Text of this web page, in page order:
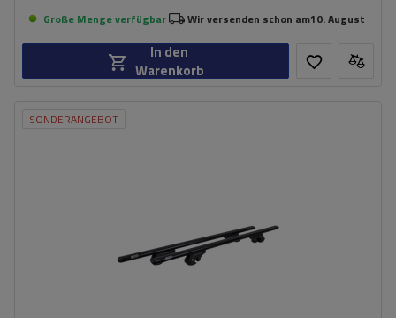
Große Menge verfügbar Wir versenden schon am10. August
In den
Warenkorb
SONDERANGEBOT